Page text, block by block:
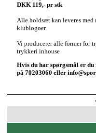
DKK 119,- pr stk
Alle holdsæt kan leveres med
klublogoer.
Vi producerer alle former for
trykkeri inhouse
Hvis du har spørgsmål er
på 70203060 eller